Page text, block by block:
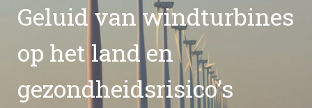
Geluid van windturbines
op het land en
gezondheidsrisico’s